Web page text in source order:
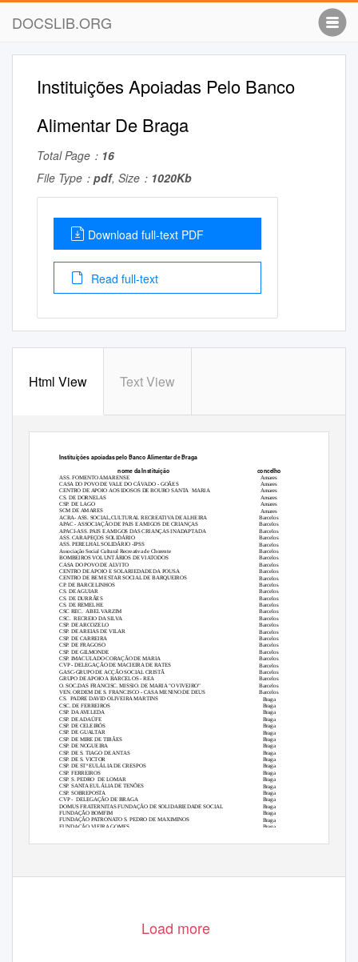
DOCSLIB.ORG
Instituições Apoiadas Pelo Banco
Alimentar De Braga
Total Page： 16
File Type： pdf, Size： 1020Kb
Download full-text PDF
Read full-text
Html View Text View
Instituições apoiadas pelo Banco Alimentar de Braga
nome da Instituição
ASS. FOMENTO AMARENSE
CASA DO POVO DE VALE DO CÁVADO - GOÃES
CENTRO DE APOIO AOS IDOSOS DE BOURO SANTA MARIA
CS. DE DORNELAS
concelho
Amares
Amares
Amares
Amares
Amares
Amares
Barcelos
Barcelos
Barcelos
Barcelos
Barcelos
Barcelos
Barcelos
Barcelos
Barcelos
Barcelos
Barcelos
Barcelos
Barcelos
Barcelos
Barcelos
Barcelos
Barcelos
Barcelos
Barcelos
Barcelos
Barcelos
Barcelos
Barcelos
Barcelos
Barcelos
Barcelos
Barcelos
Braga
CSP. DE LAGO
SCM DE AMARES
ACRA- ASS. SOCIAL,CULTURAL RECREATIVA DE ALHEIRA
APAC - ASSOCIAÇÃO DE PAIS E AMIGOS DE CRIANÇAS
APACI-ASS. PAIS E AMIGOS DAS CRIANÇAS INADAPTADA
ASS. CARAPEÇOS SOLIDÁRIO
ASS. PERELHAL SOLIDÁRIO -IPSS
Associação Social Cultural Recreativa de Chorente
BOMBEIROS VOLUNTÁRIOS DE VIATODOS
CASA DO POVO DE ALVITO
CENTRO DE APOIO E SOLARIEDADE DA POUSA
CENTRO DE BEM ESTAR SOCIAL DE BARQUEIROS
CP. DE BARCELINHOS
CS. DE AGUIAR
CS. DE DURRÃES
CS. DE REMELHE
CSC REC. ABEL VARZIM
CSC. RECREIO DA SILVA
CSP. DE ARCOZELO
CSP. DE AREIAS DE VILAR
CSP. DE CARREIRA
CSP. DE FRAGOSO
CSP. DE GILMONDE
CSP. IMACULADO CORAÇÃO DE MARIA
CVP - DELEGAÇÃO DE MACIEIRA DE RATES
GASC-GRUPO DE ACÇÃO SOCIAL CRISTÃ
GRUPO DE APOIO A BARCELOS - REA
O. SOC.DAS FRANCISC. MISSIO. DE MARIA "O VIVEIRO"
VEN. ORDEM DE S. FRANCISCO - CASA MENINO DE DEUS
CS. PADRE DAVID OLIVEIRA MARTINS
CSC. DE FERREIROS
Braga
CSP. DA AVELEDA
Braga
CSP. DE ADAÚFE
Braga
CSP. DE CELEIRÓS
Braga
CSP. DE GUALTAR
Braga
CSP. DE MIRE DE TIBÃES
Braga
CSP. DE NOGUEIRA
Braga
CSP. DE S. TIAGO DE ANTAS
Braga
CSP. DE S. VICTOR
Braga
CSP. DE STª EULÁLIA DE CRESPOS
CSP. FERREIROS
Braga
Braga
CSP. S. PEDRO DE LOMAR
Braga
CSP. SANTA EULÁLIA DE TENÕES
CSP. SOBREPOSTA
Braga
Braga
CVP - DELEGAÇÃO DE BRAGA
DOMUS FRATERNITAS FUNDAÇÃO DE SOLIDARIEDADE SOCIAL
FUNDAÇÃO BOMFIM
Braga
Braga
Braga
FUNDAÇÃO PATRONATO S. PEDRO DE MAXIMINOS
FUNDAÇÃO VIEIRA GOMES
Braga
Braga
Load more